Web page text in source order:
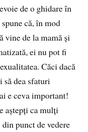
de o ghidare în
că, în mod
vine de la mamă și
ei nu pot fi
Căci dacă
dea sfaturi
e ceva important!
aștepți ca mulți
punct de vedere